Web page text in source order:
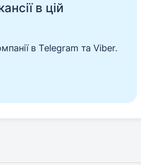
в цій
в Telegram та Viber.